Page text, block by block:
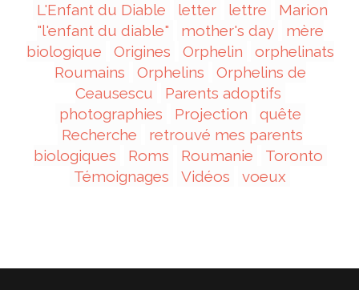
L'Enfant du Diable
letter lettre
Marion
"l'enfant du diable"
mother's day
mère
biologique
Origines Orphelin
orphelinats
Roumains
Orphelins
Orphelins de
Ceausescu
Parents adoptifs
photographies
Projection
quête
Recherche
retrouvé mes parents
biologiques
Roms Roumanie
Toronto
Témoignages
Vidéos voeux